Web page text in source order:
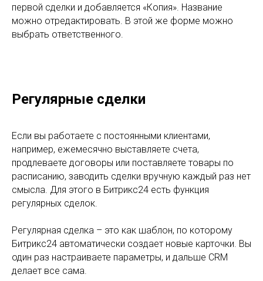
первой сделки и добавляется «Копия». Название
можно отредактировать. В этой же форме можно
выбрать ответственного.
Регулярные сделки
Если вы работаете с постоянными клиентами,
например, ежемесячно выставляете счета,
продлеваете договоры или поставляете товары по
расписанию, заводить сделки вручную каждый раз нет
смысла. Для этого в Битрикс24 есть функция
регулярных сделок.
Регулярная сделка – это как шаблон, по которому
Битрикс24 автоматически создает новые карточки. Вы
один раз настраиваете параметры, и дальше CRM
делает все сама.